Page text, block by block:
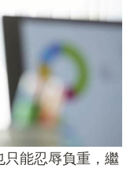
能忍辱負重，繼